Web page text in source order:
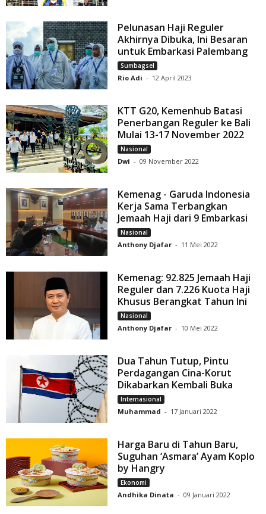
Pelunasan Haji Reguler
Akhirnya Dibuka, Ini Besaran
untuk Embarkasi Palembang
Sumbagsel
Rio Adi - 12 April 2023
KTT G20, Kemenhub Batasi
Penerbangan Reguler ke Bali
Mulai 13-17 November 2022
Nasional
Dwi - 09 November 2022
Kemenag - Garuda Indonesia
Kerja Sama Terbangkan
Jemaah Haji dari 9 Embarkasi
Nasional
Anthony Djafar - 11 Mei 2022
Kemenag: 92.825 Jemaah Haji
Reguler dan 7.226 Kuota Haji
Khusus Berangkat Tahun Ini
Nasional
Anthony Djafar - 10 Mei 2022
Dua Tahun Tutup, Pintu
Perdagangan Cina-Korut
Dikabarkan Kembali Buka
Internasional
Muhammad - 17 Januari 2022
Harga Baru di Tahun Baru,
Suguhan ‘Asmara’ Ayam Koplo
by Hangry
Ekonomi
Andhika Dinata - 09 Januari 2022